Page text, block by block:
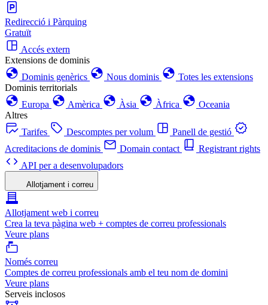
Redirecció i Pàrquing
Gratuït
Accés extern
Extensions de dominis
Dominis genèrics
Nous dominis
Totes les extensions
Dominis territorials
Europa
Amèrica Àsia Àfrica
Oceania
Altres
Tarifes
Descomptes per volum
Panell de gestió
Acreditacions de dominis
Domain contact
Registrant rights
API per a desenvolupadors
Allotjament i correu
Allotjament web i correu
Crea la teva pàgina web + comptes de correu professionals
Veure plans
Només correu
Comptes de correu professionals amb el teu nom de domini
Veure plans
Serveis inclosos